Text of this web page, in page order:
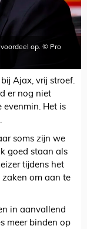
op. © Pro
Ajax, vrij stroef.
er nog niet
evenmin. Het is
soms zijn we
goed staan als
tijdens het
zaken om aan te
in aanvallend
meer binden op